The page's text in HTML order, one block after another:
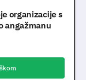
organizacije s
angažmanu